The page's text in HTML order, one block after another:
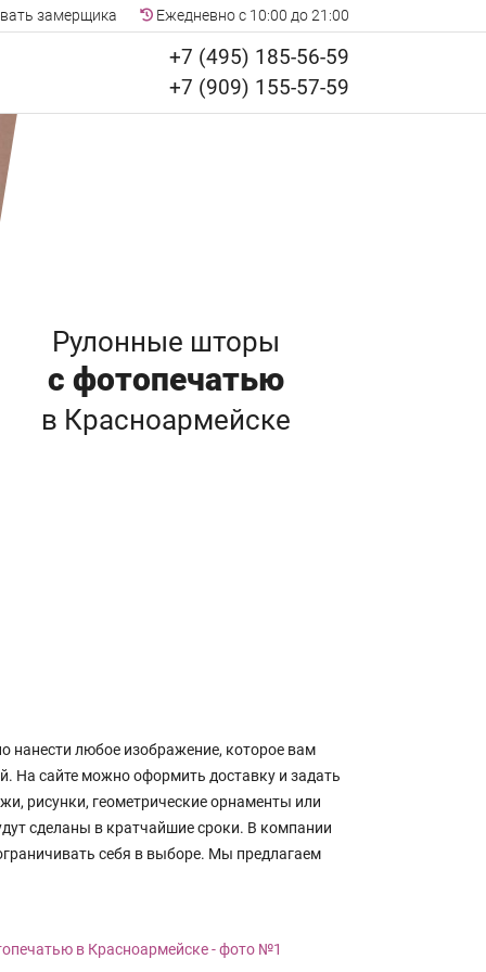
замерщика Ежедневно с 10:00 до 21:00
+7 (495) 185-56-59
+7 (909) 155-57-59
Рулонные шторы
с фотопечатью
в Красноармейске
нанести любое изображение, которое вам
На сайте можно оформить доставку и задать
рисунки, геометрические орнаменты или
сделаны в кратчайшие сроки. В компании
себя в выборе. Мы предлагаем